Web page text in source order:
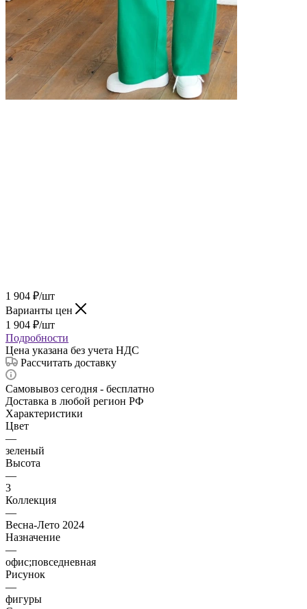
1 904 ₽/шт
Варианты цен
1 904 ₽/шт
Подробности
Цена указана без учета НДС
Рассчитать доставку
Самовывоз сегодня - бесплатно
Доставка в любой регион РФ
Характеристики
Цвет
—
зеленый
Высота
—
3
Коллекция
—
Весна-Лето 2024
Назначение
—
офис;повседневная
Рисунок
—
фигуры